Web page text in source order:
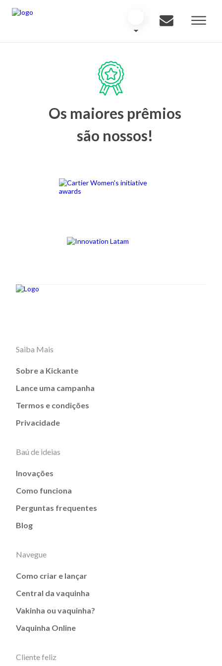
Os maiores prêmios
são nossos!
Saiba Mais
Sobre a Kickante
Lance uma campanha
Termos e condições
Privacidade
Baú de ideias
Inovações
Como funciona
Perguntas frequentes
Blog
Navegue
Como criar e lançar
Central da vaquinha
Vakinha ou vaquinha?
Vaquinha Online
Cliente feliz